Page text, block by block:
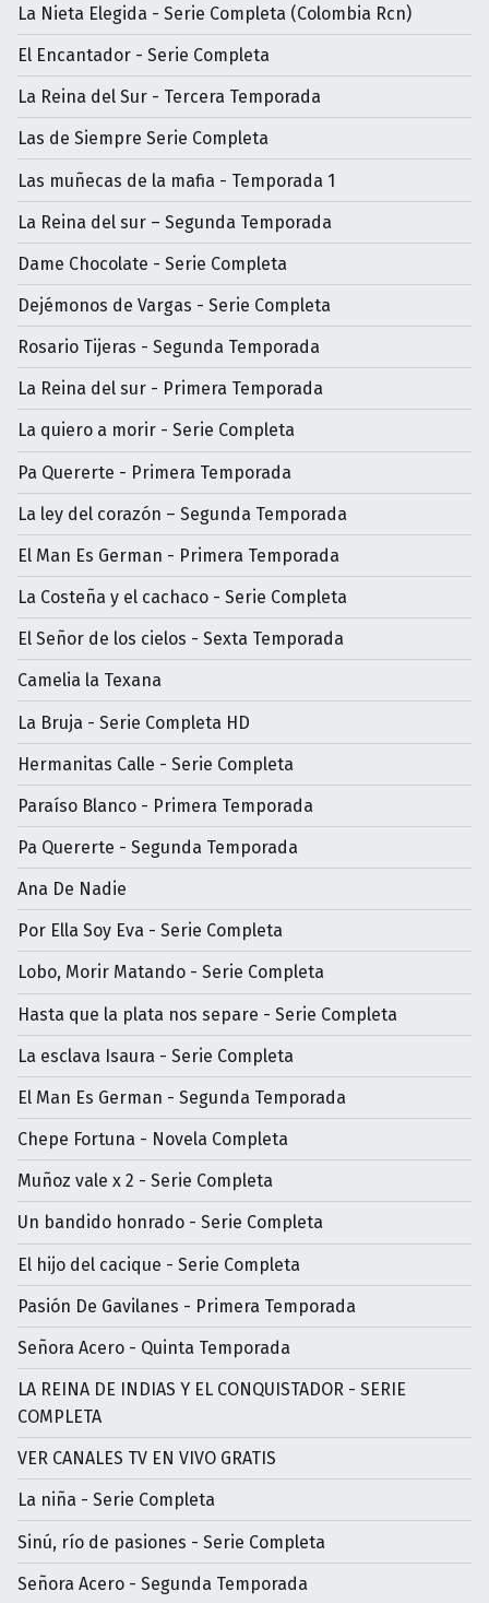
La Nieta Elegida - Serie Completa (Colombia Rcn)
El Encantador - Serie Completa
La Reina del Sur - Tercera Temporada
Las de Siempre Serie Completa
Las muñecas de la mafia - Temporada 1
La Reina del sur – Segunda Temporada
Dame Chocolate - Serie Completa
Dejémonos de Vargas - Serie Completa
Rosario Tijeras - Segunda Temporada
La Reina del sur - Primera Temporada
La quiero a morir - Serie Completa
Pa Quererte - Primera Temporada
La ley del corazón – Segunda Temporada
El Man Es German - Primera Temporada
La Costeña y el cachaco - Serie Completa
El Señor de los cielos - Sexta Temporada
Camelia la Texana
La Bruja - Serie Completa HD
Hermanitas Calle - Serie Completa
Paraíso Blanco - Primera Temporada
Pa Quererte - Segunda Temporada
Ana De Nadie
Por Ella Soy Eva - Serie Completa
Lobo, Morir Matando - Serie Completa
Hasta que la plata nos separe - Serie Completa
La esclava Isaura - Serie Completa
El Man Es German - Segunda Temporada
Chepe Fortuna - Novela Completa
Muñoz vale x 2 - Serie Completa
Un bandido honrado - Serie Completa
El hijo del cacique - Serie Completa
Pasión De Gavilanes - Primera Temporada
Señora Acero - Quinta Temporada
LA REINA DE INDIAS Y EL CONQUISTADOR - SERIE
COMPLETA
VER CANALES TV EN VIVO GRATIS
La niña - Serie Completa
Sinú, río de pasiones - Serie Completa
Señora Acero - Segunda Temporada